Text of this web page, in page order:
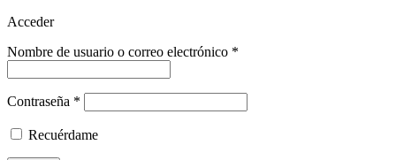
Acceder
Nombre de usuario o correo electrónico *
Contraseña *
Recuérdame